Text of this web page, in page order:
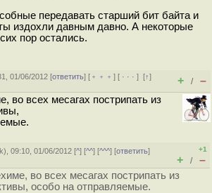
передавать старший бит байта и
издохли давным давно. А некоторые
пор остались.
01/06/2012 [ответить] [ ﹢﹢﹢] [ · · ·][↑]
+ / –
во всех месагах пострипать из
), 09:10, 01/06/2012 [^] [^^] [^^^] [ответить]
+1
+ / –
во всех месагах пострипать из
особо на отправляемые.